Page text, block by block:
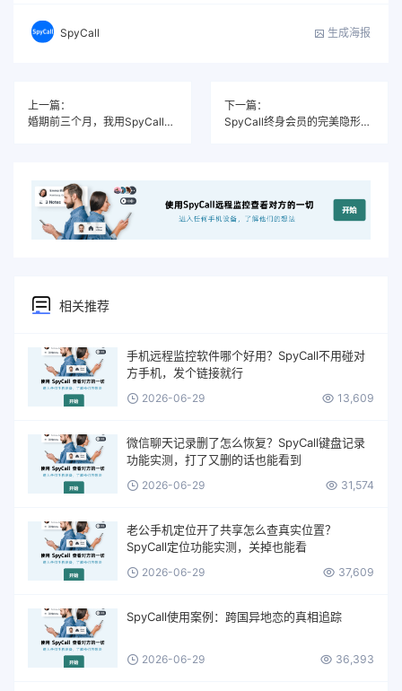
SpyCall 生成海报
上一篇：
婚期前三个月，我用SpyCall撕下了未婚夫的伪装
下一篇：
SpyCall终身会员的完美隐形——跨国企业高管的七年双面人生
相关推荐
手机远程监控软件哪个好用？SpyCall不用碰对
方手机，发个链接就行
2026-06-29 13,609
微信聊天记录删了怎么恢复？SpyCall键盘记录
功能实测，打了又删的话也能看到
2026-06-29 31,574
老公手机定位开了共享怎么查真实位置？
SpyCall定位功能实测，关掉也能看
2026-06-29 37,609
SpyCall使用案例：跨国异地恋的真相追踪
2026-06-29 36,393